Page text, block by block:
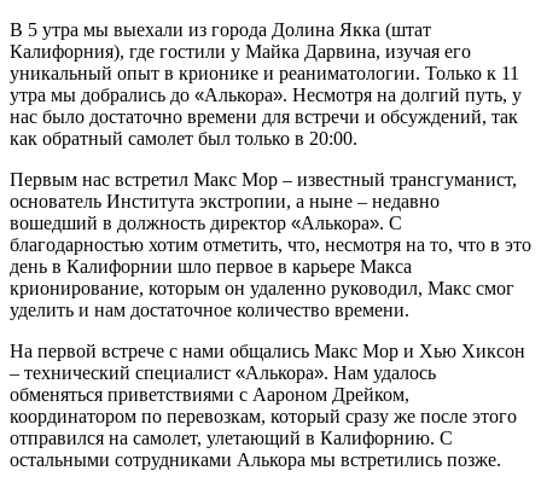
В 5 утра мы выехали из города Долина Якка (штат
Калифорния), где гостили у Майка Дарвина, изучая его
уникальный опыт в крионике и реаниматологии. Только к 11
утра мы добрались до «Алькора». Несмотря на долгий путь, у
нас было достаточно времени для встречи и обсуждений, так
как обратный самолет был только в 20:00.
Первым нас встретил Макс Мор – известный трансгуманист,
основатель Института экстропии, а ныне – недавно
вошедший в должность директор «Алькора». С
благодарностью хотим отметить, что, несмотря на то, что в это
день в Калифорнии шло первое в карьере Макса
крионирование, которым он удаленно руководил, Макс смог
уделить и нам достаточное количество времени.
На первой встрече с нами общались Макс Мор и Хью Хиксон
– технический специалист «Алькора». Нам удалось
обменяться приветствиями с Аароном Дрейком,
координатором по перевозкам, который сразу же после этого
отправился на самолет, улетающий в Калифорнию. С
остальными сотрудниками Алькора мы встретились позже.